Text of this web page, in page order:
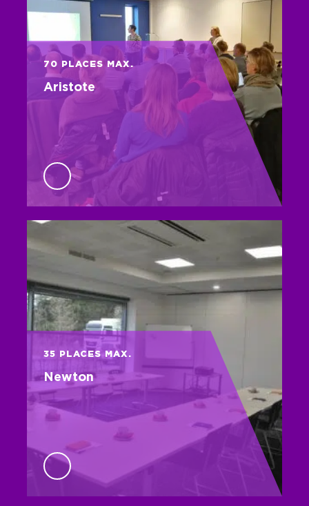
70 PLACES MAX.
Aristote
35 PLACES MAX.
Newton